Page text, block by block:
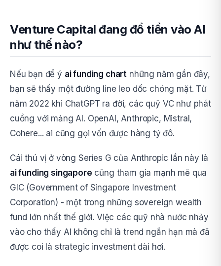
Venture Capital đang đổ tiền vào AI
như thế nào?
Nếu bạn để ý ai funding chart những năm gần đây,
bạn sẽ thấy một đường line leo dốc chóng mặt. Từ
năm 2022 khi ChatGPT ra đời, các quỹ VC như phát
cuồng với mảng AI. OpenAI, Anthropic, Mistral,
Cohere... ai cũng gọi vốn được hàng tỷ đô.
Cái thú vị ở vòng Series G của Anthropic lần này là
ai funding singapore cũng tham gia mạnh mẽ qua
GIC (Government of Singapore Investment
Corporation) - một trong những sovereign wealth
fund lớn nhất thế giới. Việc các quỹ nhà nước nhảy
vào cho thấy AI không chỉ là trend ngắn hạn mà đã
được coi là strategic investment dài hơi.